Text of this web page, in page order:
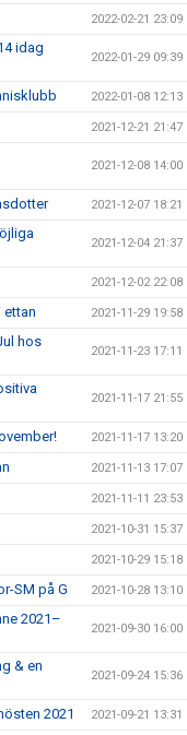
2022-02-21 23:09
idag
2022-01-29 09:39
2022-01-08 12:13
2021-12-21 21:47
2021-12-08 14:00
2021-12-07 18:21
2021-12-04 21:37
2021-12-02 22:08
ettan 2021-11-29 19:58
hos
2021-11-23 17:11
2021-11-17 21:55
2021-11-17 13:20
2021-11-13 17:07
2021-11-11 23:53
2021-10-31 15:37
2021-10-29 15:18
SM på G 2021-10-28 13:10
2021–
2021-09-30 16:00
& en
2021-09-24 15:36
2021 2021-09-21 13:31